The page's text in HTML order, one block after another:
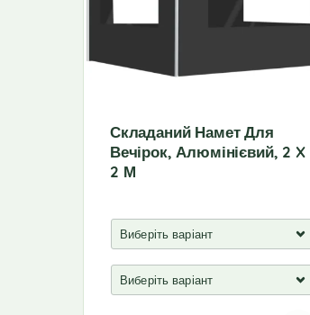
Складаний Намет Для
Вечірок, Алюмінієвий, 2 X
2 М